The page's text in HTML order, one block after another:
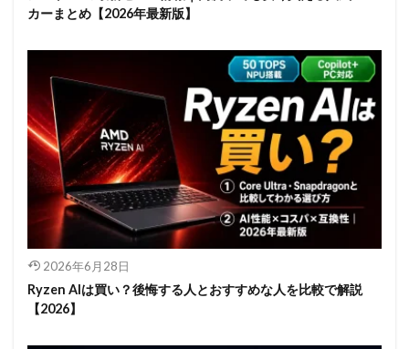
カーまとめ【2026年最新版】
2026年6月28日
Ryzen AIは買い？後悔する人とおすすめな人を比較で解説
【2026】